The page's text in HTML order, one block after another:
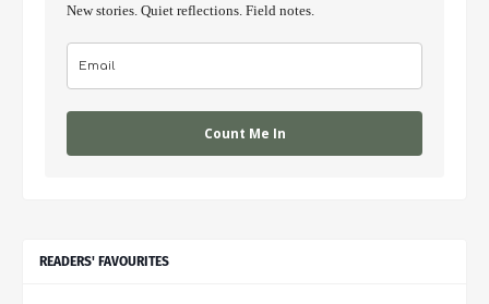
New stories. Quiet reflections. Field notes.
Count Me In
READERS' FAVOURITES